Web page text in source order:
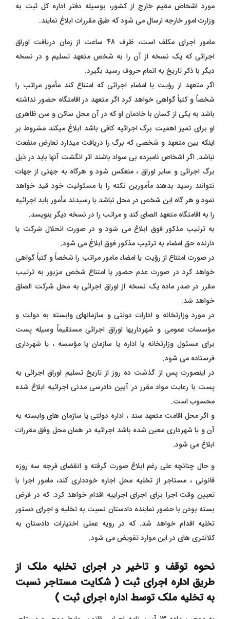
مورد اشخاص مقیم خارج از کشور، بوسیله دفتر اداره کل ثبت به
وزارت امور خارجه ارسال می شود که طبق مقررات ابلاغ نمایند.
مامور اجرای مکلف است، ظرف 48 ساعت از زمان دریافت اوراق
اجرائی که یک نسخه از آن را به شخص متعهد تسلیم و در نسخه
دیگر با ذکر تاریخ به اتمام حروف رسید بگیرد.
اگر متعهد از رؤیت یا امضاء اجرائی که امتناع کند مأمور مراتب را
شخصاُ و کتباً گواهی خواهد کرد اگر متعهد در اقامتگاه حضور نداشته
باشد به یکی از کسان با خادمان او که در آن محل ساکن و سن ظاهری
او برای تمیز اهمیت برگ اجرائیه کافی باشد ابلاغ میکند مشروط بر
اینکه بین متعهد و شخصی که برگ را دریافت میدارد تعارض منفعت
نباشد. اگر اشخاص نامبرده بی سواد باشند اثر انگشت آنها باید در ذیل
برگ اجرائی و سایر اوراق ، منعکس شود و هرگاه به جهتی از جهات
نتوانند رسید بدهند مأمورین نکته را با مسئولیت خود قید خواهد
نمود و هر گاه این شخص در محل نباشد یا رسیدند مأمور باید اجرائیه
را به اقامتگاه متعهد الصای کند و مراتب را در نسخه دیگر بنویسد.
به ترتیب مذکور فوق ابلاغ می شود و در صورت انحلال شرکت یا
دارنده حق امضاء به ترتیب مذکور فوق ابلاغ می شود.
در صورت امتناع از رؤیت یا امضاء مامور مراتب را شخصاً و کتباً گواهی
خواهد کرد در صورت عدم حضور یا امتناع شخص مزبور به ترتیب
مقرر در صدر ماده یک نسخه از اوراق اجرائی به محل شرکت الصاق
خواهد شد.
در مورد وزارتخانه و ادارات دولتی و سازمانهای وابسته به دولت و
مؤسسات عمومی و شهرداریها اوراق اجرائی مستقیماً وسیله پست
برای مسئول وزارتخانه یا اداره یا سازمان یا مؤسسه ، یا شهرداری
فرستاده می شود.
در اینصورت پس از گذشت ده روز از تاریخ تسلیم اوراق اجرائی به
پست با رعایت مواد مقرر در آیین دادرسی مدنی اجرائیه ابلاغ شده
محسوب است.
و اگر محل اقامت متعهد سند ، اداره دولتی یا سازمان های وابسته به
آن و یا شهرداری معین شده باشد اجرائیه در همان محل وفق مقررات
ابلاغ می شود.
و حال چنانچه علی رغم ابلاغ صورت گرفته و انقضای فرجه سه روزه
قانونی ، مستاجر از تخلیه محل اجاره خودداری کند، مامور اجرا با
تعیین وقت اجرا برای اجرای اجراییه اقدام خواهد کرد. که در فرض
بسته بودن با حضور نماینده دادستان نسبت به تخلیه و اجرای دستور
تخلیه اقدام خواهد شد. که در رویه عملی اختیارات دادستان به
کلانتری های در این موارد تفویض می شود.
نحوه توقف و تاخیر در اجرای تخلیه ملک از
طریق اداره اجرای ثبت ( شکایت مستاجر نسبت
به تخلیه ملک توسط اداره اجرای ثبت )